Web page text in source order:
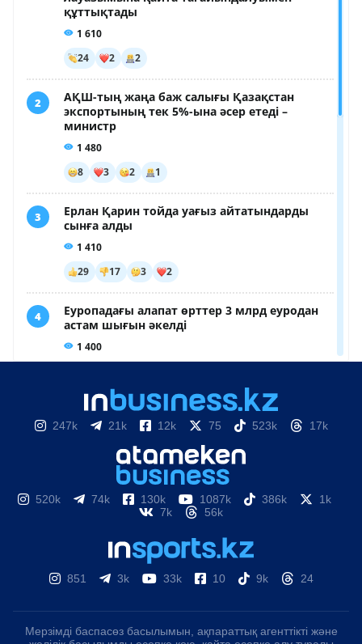
247k 21k 12k 75 523k 17k
520k 74k 130k 1087k 386k
1k
7k
56k
851 3k 33k 10 9k 24
Мерзімді баспасөз басылымын, ақпараттық агенттікті және